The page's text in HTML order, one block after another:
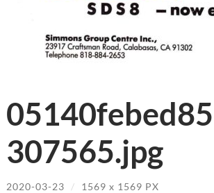
307565.jpg
2020-03-23 / 1569 x 1569 PX